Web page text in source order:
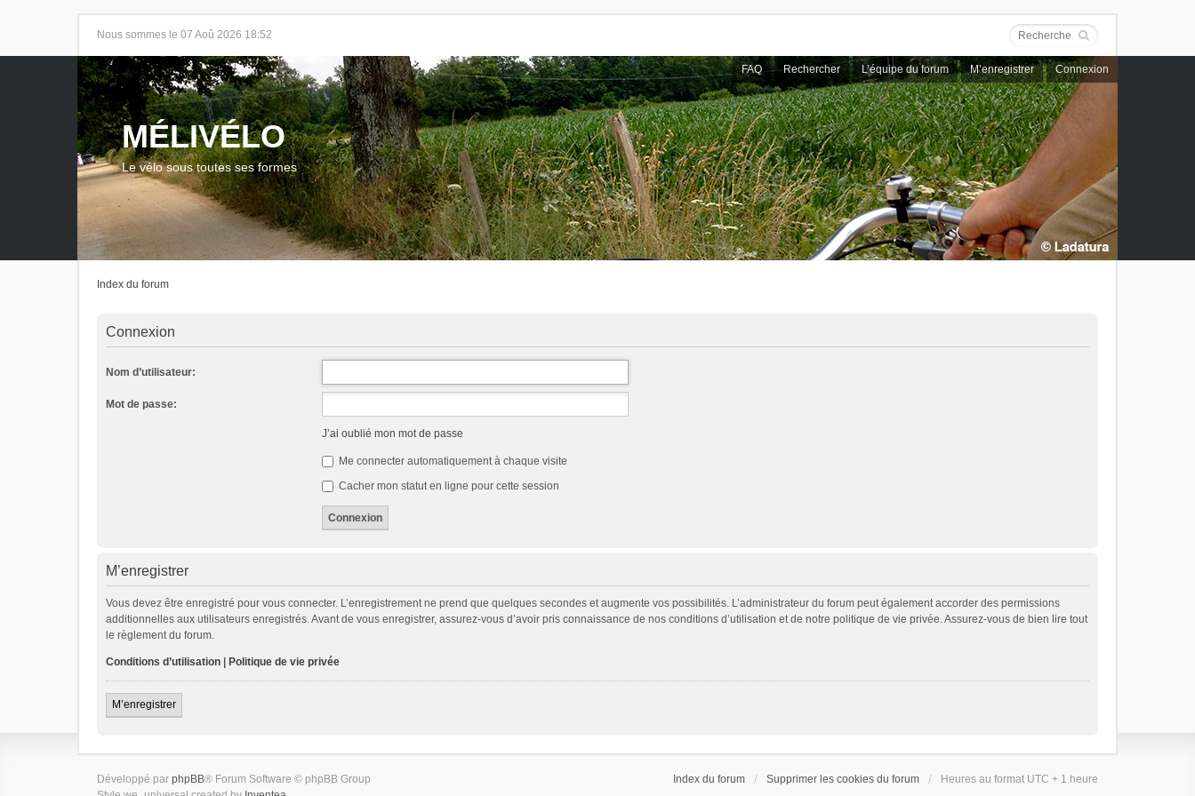
Nous sommes le 07 Aoû 2026 18:52
FAQ Rechercher L’équipe du forum M’enregistrer Connexion
MÉLIVÉLO
Le vélo sous toutes ses formes
Index du forum
Connexion
Nom d’utilisateur:
Mot de passe:
J’ai oublié mon mot de passe
Me connecter automatiquement à chaque visite
Cacher mon statut en ligne pour cette session
M’enregistrer
Vous devez être enregistré pour vous connecter. L’enregistrement ne prend que quelques secondes et augmente vos possibilités. L’administrateur du forum peut également accorder des permissions
additionnelles aux utilisateurs enregistrés. Avant de vous enregistrer, assurez-vous d’avoir pris connaissance de nos conditions d’utilisation et de notre politique de vie privée. Assurez-vous de bien lire tout
le règlement du forum.
Conditions d’utilisation Politique de vie privée
M’enregistrer
Index du forum Supprimer les cookies du forum Heures au format UTC + 1 heure
Développé par phpBB® Forum Software © phpBB Group